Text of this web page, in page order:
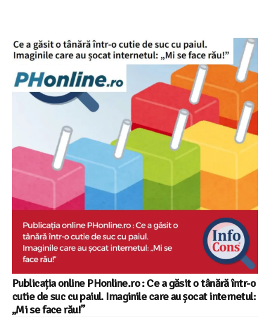
Publicația online PHonline.ro : Ce a găsit o tânără într-o
cutie de suc cu paiul. Imaginile care au șocat internetul:
„Mi se face rău!”